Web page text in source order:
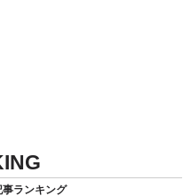
事ランキング